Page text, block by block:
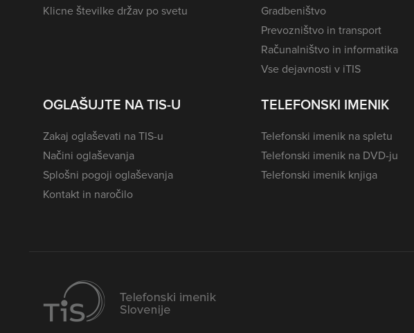
Klicne številke držav po svetu
Gradbeništvo
Prevozništvo in transport
Računalništvo in informatika
Vse dejavnosti v iTIS
OGLAŠUJTE NA TIS-U
Zakaj oglaševati na TIS-u
Načini oglaševanja
Splošni pogoji oglaševanja
Kontakt in naročilo
TELEFONSKI IMENIK
Telefonski imenik na spletu
Telefonski imenik na DVD-ju
Telefonski imenik knjiga